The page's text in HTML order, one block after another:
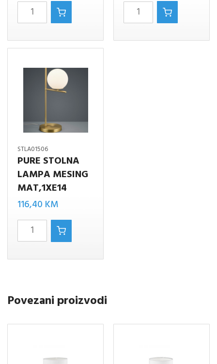
CLEO/2XGU10
ZIDNA
LAMPA
količina
Pure/3
luster
MAT
STLA01506
PURE STOLNA
LAMPA MESING
MAT,1XE14
116,40 KM
PURE
STOLNA
LAMPA
količina
Povezani proizvodi